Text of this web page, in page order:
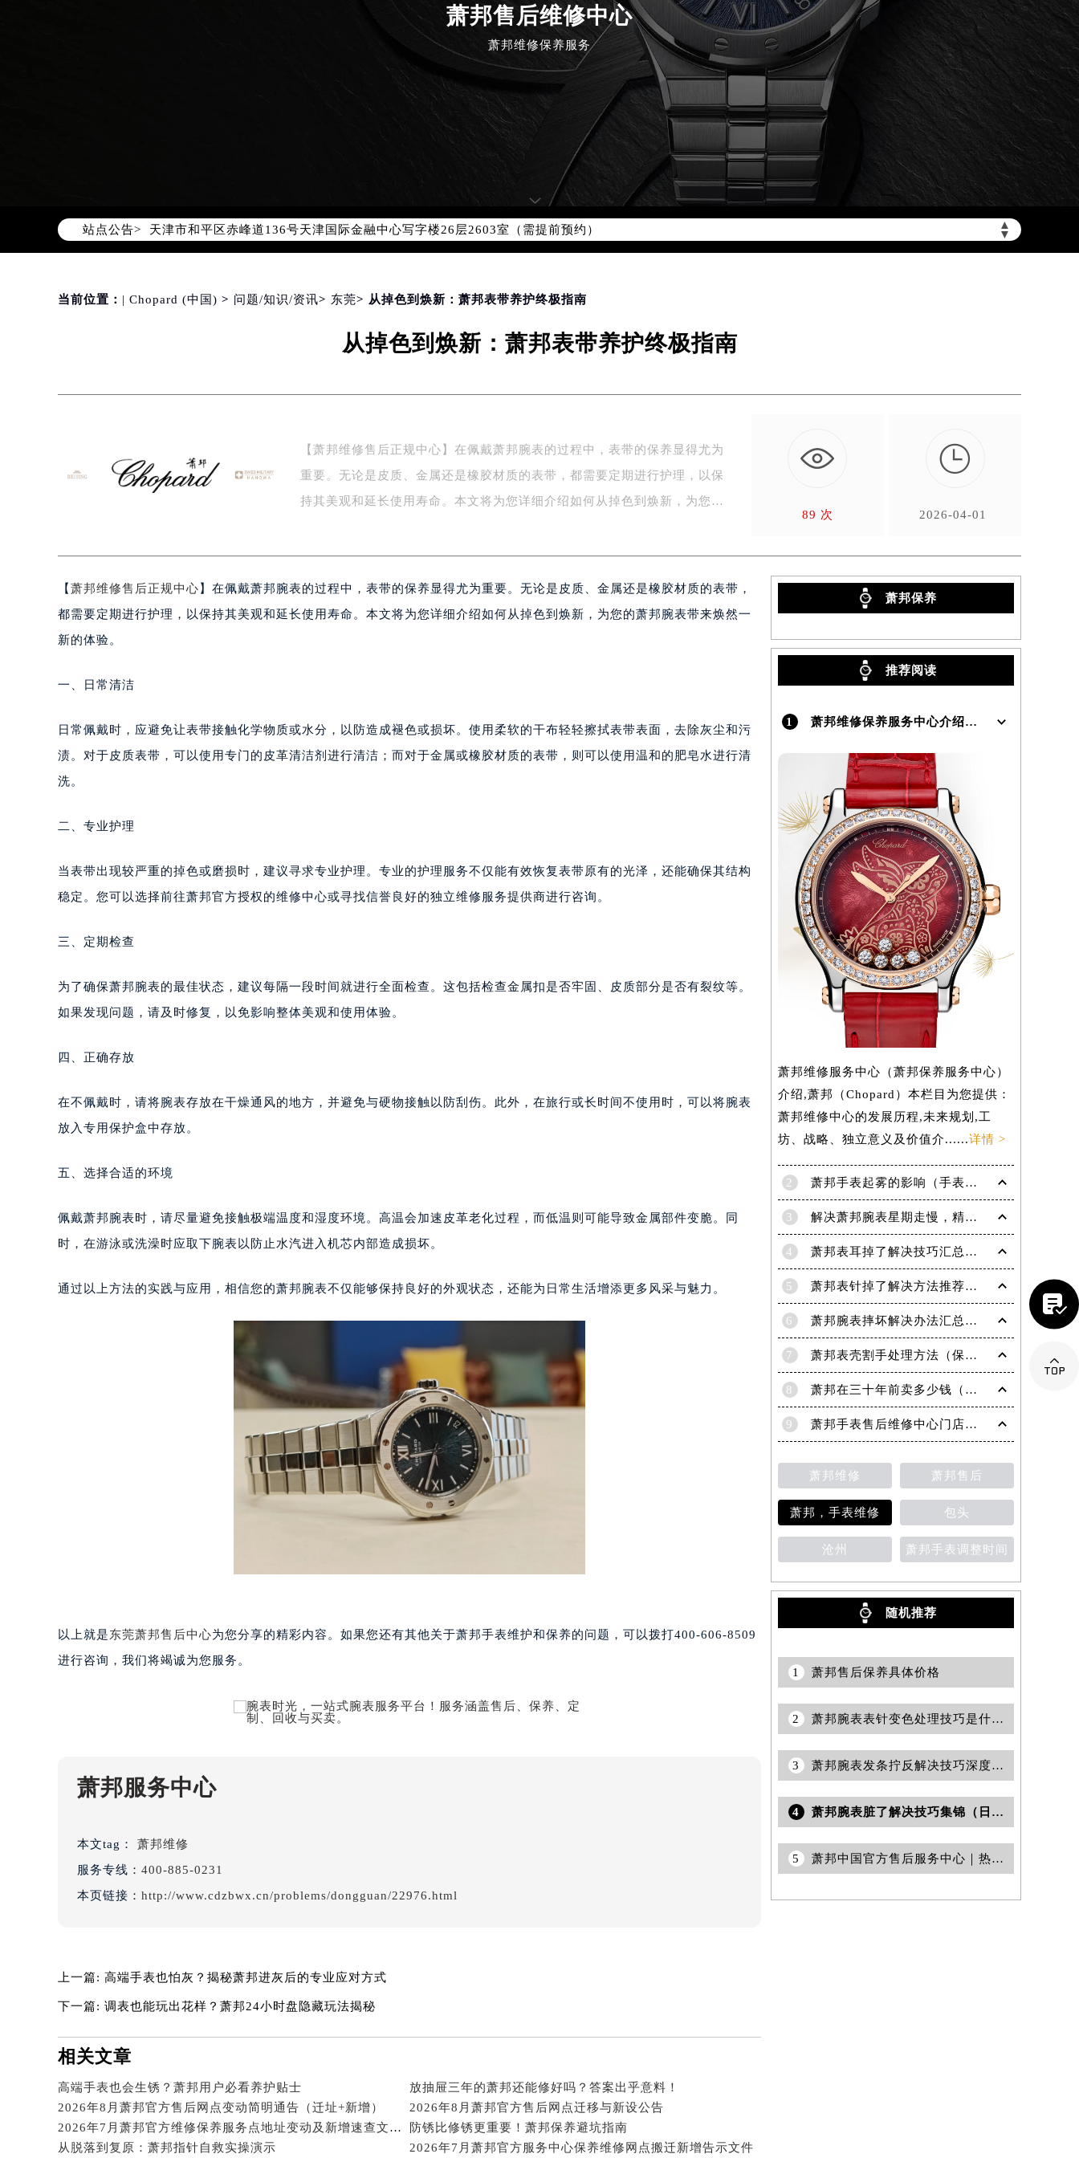
萧邦售后维修中心
萧邦维修保养服务
站点公告> ▲
▼
2026年8月萧邦中国区售后服务网络优化升级公告
2026年8月萧邦全国官方售后客户服务热线：400-885-0231
萧邦官方全国统一服务热线400-885-0231，服务覆盖中国大陆、香港、澳门、台湾全部区域（非大陆需加拨“+86”）
2026年8月萧邦售后服务中心最新网点地址：
北京市朝阳区建国门外大街甲6号华熙国际中心写字楼D座11层1102室（北京总部）（需提前预约）
北京市东城区东长安街1号东方广场写字楼W3座6层602室（需提前预约）
天津市和平区赤峰道136号天津国际金融中心写字楼26层2603室（需提前预约）
上海市徐汇区虹桥路3号港汇中心写字楼2座37层3705室（需提前预约）
南京市秦淮区中山南路1号（新街口）南京中心写字楼22层C1-1室（需提前预约）
徐州市鼓楼区淮海东路29号苏宁广场IFC国际金融中心写字楼35层3508室（需提前预约）
杭州市上城区钱江路1366号华润大厦写字楼A座5层503-5室（需提前预约）
金华市金东区东市南街777号金华万达广场写字楼4号楼22层2209室（需提前预约）
绍兴市越城区胜利东路379号世茂天际中心写字楼8层805室（需提前预约）
广州市天河区天河路230号万菱汇国际中心写字楼A塔7层704室（需提前预约）
广州市越秀区环市东路371-375号世界贸易中心大厦南塔写字楼15层07室（需提前预约）
成都市锦江区人民东路6号SAC东原中心写字楼24层2406B室（需提前预约）
重庆市江北区观音桥步行街2号融恒时代广场写字楼9层902室（需提前预约）
乌鲁木齐市天山区红山路26号时代广场（CCMALL）C座17层17-B（需提前预约）
温州市鹿城区锦绣路1067号置信广场10层1015室（需提前预约）
东莞市东城街道鸿福东路1号民盈国贸中心T1写字楼9层907室（需提前预约）
无锡市梁溪区人民中路139号恒隆广场写字楼1座11层1104室（需提前预约）
南宁市青秀区金湖路59号地王大厦12楼1224室（需提前预约）
合肥市蜀山区潜山路111号万象城华润大厦B座12楼03室（需提前预约）
青岛市南区山东路6号华润大厦B座22层04室（需提前预约）
长春市朝阳区西安大路727号中银大厦A座(旺进大厦)18层09室（需提前预约）
贵阳市南明区都司高架桥路33号亨特国际金融中心14楼14D（需提前预约）
石家庄市长安区中山东路39号勒泰中心写字楼B座13层07室（需提前预约）
唐山市路南区新华东道100号万达广场写字楼A座10层1002室（需提前预约）
台州市椒江区东海大道1800号腾达中心东1幢20楼2002室（需提前预约）
内蒙古自治区呼和浩特市玉泉区大学西街70号华润万象城写字楼（鄂尔多斯大厦）23层2326室（需提前预约）
甘肃省兰州市七里河区西津西路16号兰州中心写字楼21层2102室（需提前预约）
重庆市解放碑渝中区民权路28号英利国际金融中心写字楼20层01室（需提前预约）
黑龙江省大庆市萨尔图区会战大街萧邦售后服务中心（需提前预约）
黑龙江省鹤岗市向阳区红军路萧邦售后服务中心（需提前预约）
黑龙江省黑河市爱辉区中央街萧邦售后服务中心（需提前预约）
黑龙江省牡丹江市东安区太平路萧邦售后服务中心（需提前预约）
黑龙江省双鸭山市尖山区新兴大街萧邦售后服务中心（需提前预约）
黑龙江省绥化市北林区新华街与康庄路交叉口萧邦售后服务中心（需提前预约）
吉林省白城市洮北区明仁南街萧邦售后服务中心（需提前预约）
吉林省辽源市龙山区人民大街萧邦售后服务中心（需提前预约）
吉林省梅河口市新华街道梅河大街萧邦售后服务中心（需提前预约）
吉林省松原市宁江区五环大街萧邦售后服务中心（需提前预约）
吉林省通化市东昌区环通乡江南大街萧邦售后服务中心（需提前预约）
吉林省延边市延吉市解放路萧邦售后服务中心（需提前预约）
辽宁省丹东市振兴区七经街萧邦售后服务中心（需提前预约）
辽宁省抚顺市新抚区东一路萧邦售后服务中心（需提前预约）
辽宁省辽阳市白塔区新运大街萧邦售后服务中心（需提前预约）
辽宁省盘锦市兴隆台区石油大街萧邦售后服务中心（需提前预约）
辽宁省铁岭市银州区南马路萧邦售后服务中心（需提前预约）
当前位置： | Chopard (中国) > 问题/知识/资讯> 东莞> 从掉色到焕新：萧邦表带养护终极指南
从掉色到焕新：萧邦表带养护终极指南
【萧邦维修售后正规中心】在佩戴萧邦腕表的过程中，表带的保养显得尤为
重要。无论是皮质、金属还是橡胶材质的表带，都需要定期进行护理，以保
持其美观和延长使用寿命。本文将为您详细介绍如何从掉色到焕新，为您
89 次

2026-04-01
【萧邦维修售后正规中心】在佩戴萧邦腕表的过程中，表带的保养显得尤为重要。无论是皮质、金属还是橡胶材质的表带，
都需要定期进行护理，以保持其美观和延长使用寿命。本文将为您详细介绍如何从掉色到焕新，为您的萧邦腕表带来焕然一
新的体验。
一、日常清洁
日常佩戴时，应避免让表带接触化学物质或水分，以防造成褪色或损坏。使用柔软的干布轻轻擦拭表带表面，去除灰尘和污
渍。对于皮质表带，可以使用专门的皮革清洁剂进行清洁；而对于金属或橡胶材质的表带，则可以使用温和的肥皂水进行清
洗。
二、专业护理
当表带出现较严重的掉色或磨损时，建议寻求专业护理。专业的护理服务不仅能有效恢复表带原有的光泽，还能确保其结构
稳定。您可以选择前往萧邦官方授权的维修中心或寻找信誉良好的独立维修服务提供商进行咨询。
三、定期检查
为了确保萧邦腕表的最佳状态，建议每隔一段时间就进行全面检查。这包括检查金属扣是否牢固、皮质部分是否有裂纹等。
如果发现问题，请及时修复，以免影响整体美观和使用体验。
四、正确存放
在不佩戴时，请将腕表存放在干燥通风的地方，并避免与硬物接触以防刮伤。此外，在旅行或长时间不使用时，可以将腕表
放入专用保护盒中存放。
五、选择合适的环境
佩戴萧邦腕表时，请尽量避免接触极端温度和湿度环境。高温会加速皮革老化过程，而低温则可能导致金属部件变脆。同
时，在游泳或洗澡时应取下腕表以防止水汽进入机芯内部造成损坏。
通过以上方法的实践与应用，相信您的萧邦腕表不仅能够保持良好的外观状态，还能为日常生活增添更多风采与魅力。
以上就是东莞萧邦售后中心为您分享的精彩内容。如果您还有其他关于萧邦手表维护和保养的问题，可以拨打400-606-8509
进行咨询，我们将竭诚为您服务。
萧邦服务中心
本文tag： 萧邦维修
服务专线： 400-885-0231
本页链接： http://www.cdzbwx.cn/problems/dongguan/22976.html
上一篇: 高端手表也怕灰？揭秘萧邦进灰后的专业应对方式
下一篇: 调表也能玩出花样？萧邦24小时盘隐藏玩法揭秘
相关文章
高端手表也会生锈？萧邦用户必看养护贴士
放抽屉三年的萧邦还能修好吗？答案出乎意料！
2026年8月萧邦官方售后网点变动简明通告（迁址+新增）
2026年8月萧邦官方售后网点迁移与新设公告
2026年7月萧邦官方维修保养服务点地址变动及新增速查文本内容公示
防锈比修锈更重要！萧邦保养避坑指南
从脱落到复原：萧邦指针自救实操演示
2026年7月萧邦官方服务中心保养维修网点搬迁新增告示文件
萧邦保养
推荐阅读
1 萧邦维修保养服务中心介绍 | Chopard
萧邦维修服务中心（萧邦保养服务中心）
介绍,萧邦（Chopard）本栏目为您提供：
萧邦维修中心的发展历程,未来规划,工
坊、战略、独立意义及价值介......详情 >
2 萧邦手表起雾的影响（手表起雾维护建议）
3 解决萧邦腕表星期走慢，精准调校秘籍在这里
4 萧邦表耳掉了解决技巧汇总（轻松修复爱表的小妙招）
5 萧邦表针掉了解决方法推荐（轻松修复你的爱表）
6 萧邦腕表摔坏解决办法汇总（专业修复与日常保养技巧）
7 萧邦表壳割手处理方法（保养与修复技巧指南）
8 萧邦在三十年前卖多少钱（名表价格变迁的历史洞察）
9 萧邦手表售后维修中心门店地址
萧邦维修 萧邦售后
萧邦，手表维修 包头
沧州 萧邦手表调整时间
随机推荐
1 萧邦售后保养具体价格
2 萧邦腕表表针变色处理技巧是什么（保养与修复方法详解）
3 萧邦腕表发条拧反解决技巧深度解析（腕表保养的实用指南）
4 萧邦腕表脏了解决技巧集锦（日常保养与清洁指南）
5 萧邦中国官方售后服务中心｜热线与地址权威信息通告（2026年7月更新）

